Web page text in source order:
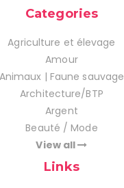
Categories
Agriculture et élevage
Amour
Animaux | Faune sauvage
Architecture/BTP
Argent
Beauté / Mode
View all
Links